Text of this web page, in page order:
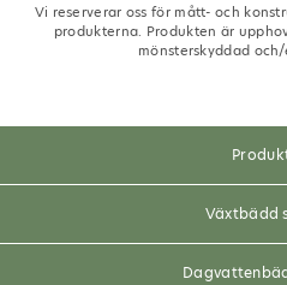
Vi reserverar oss för mått- och
produkterna. Produkten är
mönsterskyddad
Växtbädd